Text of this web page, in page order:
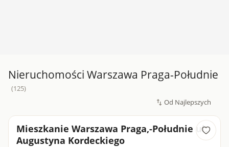
Nieruchomości Warszawa Praga-Południe
(125)
Mieszkanie Warszawa Praga,-Południe ul.
Augustyna Kordeckiego